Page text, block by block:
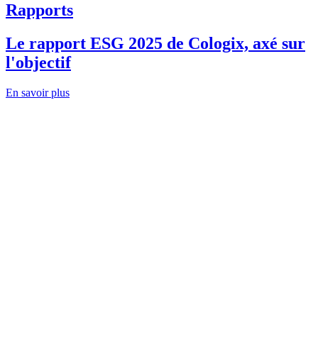
Rapports
Le rapport ESG 2025 de Cologix, axé sur
l'objectif
En savoir plus